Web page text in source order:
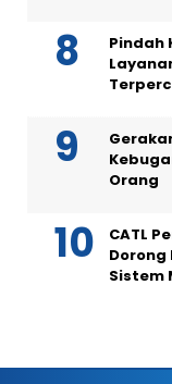
Pindah
Orang
CATL
Dorong
Sistem